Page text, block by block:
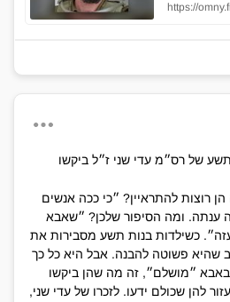
ms-
ms-
של רס״מ עדי שני ז״ל ביקשו
רוצות להתראיין? ״כי ככה אנשים
ענתה. ומה הסיפור שלכן? ״שאבא
כשילדות בנות תשע מסבירות את
שהיא פשוטה להבנה. אבל היא כל כך
באבא ״מושלם״, זה מה שהן ביקשו
להן שכולם ידעו. לזכרו של עדי שני,